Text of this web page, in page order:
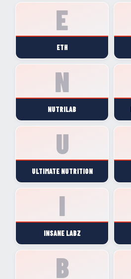
ETH
NUTRILAB
ULTIMATE NUTRITION
INSANE LABZ